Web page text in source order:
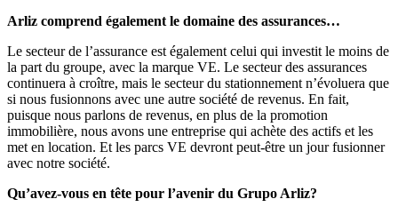
Arliz comprend également le domaine des assurances…
Le secteur de l’assurance est également celui qui investit le moins de
la part du groupe, avec la marque VE. Le secteur des assurances
continuera à croître, mais le secteur du stationnement n’évoluera que
si nous fusionnons avec une autre société de revenus. En fait,
puisque nous parlons de revenus, en plus de la promotion
immobilière, nous avons une entreprise qui achète des actifs et les
met en location. Et les parcs VE devront peut-être un jour fusionner
avec notre société.
Qu’avez-vous en tête pour l’avenir du Grupo Arliz?